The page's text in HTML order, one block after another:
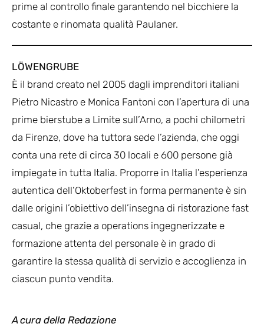
prime al controllo finale garantendo nel bicchiere la
costante e rinomata qualità Paulaner.
LÖWENGRUBE
È il brand creato nel 2005 dagli imprenditori italiani
Pietro Nicastro e Monica Fantoni con l’apertura di una
prime bierstube a Limite sull’Arno, a pochi chilometri
da Firenze, dove ha tuttora sede l’azienda, che oggi
conta una rete di circa 30 locali e 600 persone già
impiegate in tutta Italia. Proporre in Italia l’esperienza
autentica dell’Oktoberfest in forma permanente è sin
dalle origini l’obiettivo dell’insegna di ristorazione fast
casual, che grazie a operations ingegnerizzate e
formazione attenta del personale è in grado di
garantire la stessa qualità di servizio e accoglienza in
ciascun punto vendita.
A cura della Redazione